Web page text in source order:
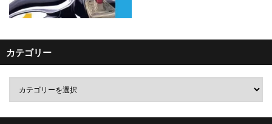
カテゴリー